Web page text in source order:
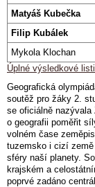
Matyáš Kubečka
Filip Kubálek
Mykola Klochan
Úplné výsledkové
Geografická
soutěž pro žáky 2.
se oficiálně nazývala
o geografii poměřit
volném čase
tuzemsko i cizí
sféry naší planety.
krajském a
poprvé zadáno